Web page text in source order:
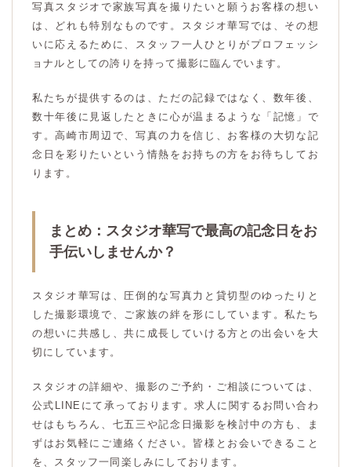
写真スタジオで家族写真を撮りたいと願うお客様の想い
は、どれも特別なものです。スタジオ華写では、その想
いに応えるために、スタッフ一人ひとりがプロフェッシ
ョナルとしての誇りを持って撮影に臨んでいます。
私たちが提供するのは、ただの記録ではなく、数年後、
数十年後に見返したときに心が温まるような「記憶」で
す。高崎市周辺で、写真の力を信じ、お客様の大切な記
念日を彩りたいという情熱をお持ちの方をお待ちしてお
ります。
まとめ：スタジオ華写で最高の記念日をお
手伝いしませんか？
スタジオ華写は、圧倒的な写真力と貸切型のゆったりと
した撮影環境で、ご家族の絆を形にしています。私たち
の想いに共感し、共に成長していける方との出会いを大
切にしています。
スタジオの詳細や、撮影のご予約・ご相談については、
公式LINEにて承っております。求人に関するお問い合わ
せはもちろん、七五三や記念日撮影を検討中の方も、ま
ずはお気軽にご連絡ください。皆様とお会いできること
を、スタッフ一同楽しみにしております。